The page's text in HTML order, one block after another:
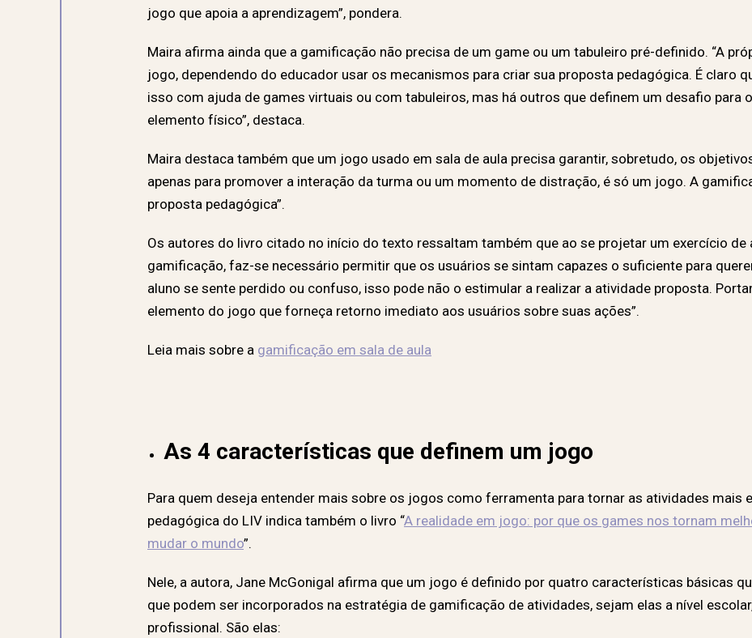
jogo que apoia a aprendizagem”, pondera.
Maira afirma ainda que a gamificação não precisa de um game ou um tabuleiro pré-definido. “A
jogo, dependendo do educador usar os mecanismos para criar sua proposta pedagógica. É claro
isso com ajuda de games virtuais ou com tabuleiros, mas há outros que definem um desafio para
elemento físico”, destaca.
Maira destaca também que um jogo usado em sala de aula precisa garantir, sobretudo, os
apenas para promover a interação da turma ou um momento de distração, é só um jogo. A
proposta pedagógica”.
Os autores do livro citado no início do texto ressaltam também que ao se projetar um exercício de
gamificação, faz-se necessário permitir que os usuários se sintam capazes o suficiente para
aluno se sente perdido ou confuso, isso pode não o estimular a realizar a atividade proposta.
elemento do jogo que forneça retorno imediato aos usuários sobre suas ações”.
Leia mais sobre a gamificação em sala de aula
As 4 características que definem um jogo
Para quem deseja entender mais sobre os jogos como ferramenta para tornar as atividades mais
pedagógica do LIV indica também o livro “A realidade em jogo: por que os games nos tornam
mudar o mundo”.
Nele, a autora, Jane McGonigal afirma que um jogo é definido por quatro características básicas
que podem ser incorporados na estratégia de gamificação de atividades, sejam elas a nível
profissional. São elas: